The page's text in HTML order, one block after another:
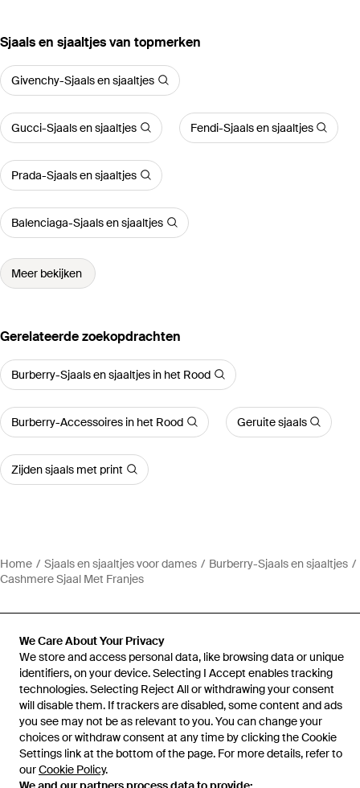
We Care About Your Privacy
We store and access personal data, like browsing data or unique
identifiers, on your device. Selecting I Accept enables tracking
technologies. Selecting Reject All or withdrawing your consent
will disable them. If trackers are disabled, some content and ads
you see may not be as relevant to you. You can change your
choices or withdraw consent at any time by clicking the Cookie
Settings link at the bottom of the page. For more details, refer to
ourCookie Policy.
‪Sjaals en sjaaltjes‬ van topmerken
Givenchy-Sjaals en sjaaltjes
Gucci-Sjaals en sjaaltjes Fendi-Sjaals en sjaaltjes
Prada-Sjaals en sjaaltjes
Balenciaga-Sjaals en sjaaltjes
Meer bekijken
Gerelateerde zoekopdrachten
Burberry-Sjaals en sjaaltjes in het Rood
Burberry-Accessoires in het Rood Geruite sjaals
Zijden sjaals met print
Home Sjaals en sjaaltjes voor dames
Burberry-Sjaals en sjaaltjes
Cashmere Sjaal Met Franjes
Hulp en informatie